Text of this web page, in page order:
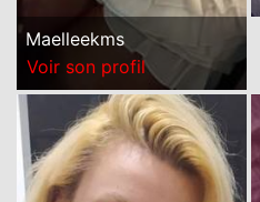
Maelleekms
Voir son profil